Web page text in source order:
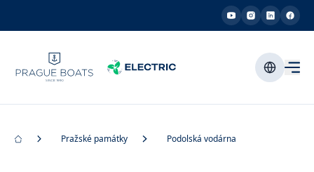
Pražské památky Podolská vodárna